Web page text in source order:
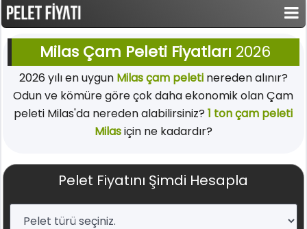
Milas Çam Peleti Fiyatları 2026
2026 yılı en uygun Milas çam peletinereden alınır?
Odun ve kömüre göre çok daha ekonomik olan Çam
peleti Milas'da nereden alabilirsiniz?1 ton çam peleti
Milasiçin ne kadardır?
Pelet Fiyatını Şimdi Hesapla